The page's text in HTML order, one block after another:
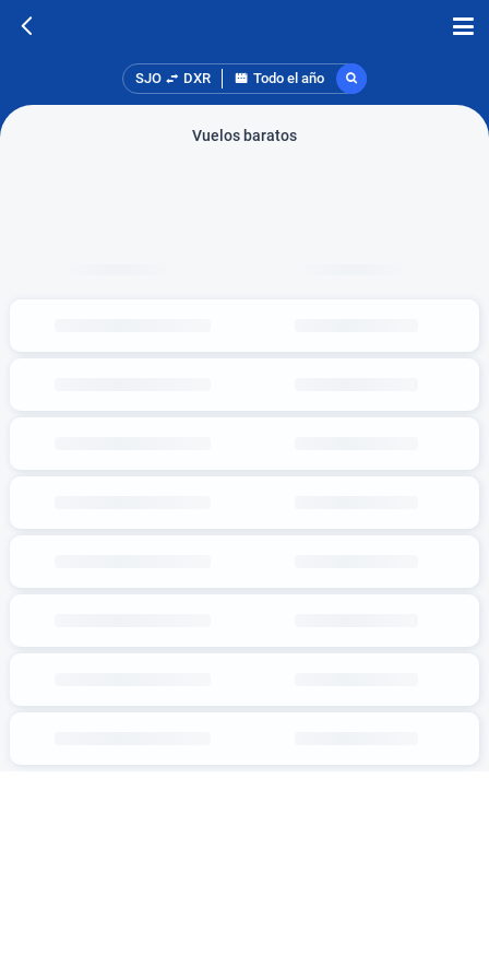
SJO DXR Todo el año
Vuelos baratos